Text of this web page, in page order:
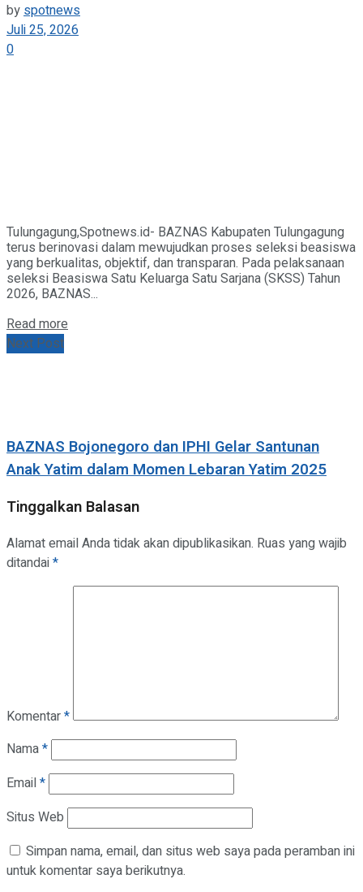
byspotnews
Juli 25, 2026
0
Tulungagung,Spotnews.id- BAZNAS Kabupaten Tulungagung
terus berinovasi dalam mewujudkan proses seleksi beasiswa
yang berkualitas, objektif, dan transparan. Pada pelaksanaan
seleksi Beasiswa Satu Keluarga Satu Sarjana (SKSS) Tahun
2026, BAZNAS...
Read more
Next Post
BAZNAS Bojonegoro dan IPHI Gelar Santunan
Anak Yatim dalam Momen Lebaran Yatim 2025
Tinggalkan Balasan
Alamat email Anda tidak akan dipublikasikan. Ruas yang wajib
ditandai*
Komentar*
Nama*
Email*
Situs Web
Simpan nama, email, dan situs web saya pada peramban ini
untuk komentar saya berikutnya.